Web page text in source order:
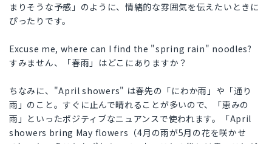
まりそうな予感」のように、情緒的な雰囲気を伝えたいときに
ぴったりです。
Excuse me, where can I find the "spring rain" noodles?
すみません、「春雨」はどこにありますか？
ちなみに、"April showers" は春先の「にわか雨」や「通り
雨」のこと。すぐに止んで晴れることが多いので、「恵みの
雨」といったポジティブなニュアンスで使われます。「April
showers bring May flowers（4月の雨が5月の花を咲かせ